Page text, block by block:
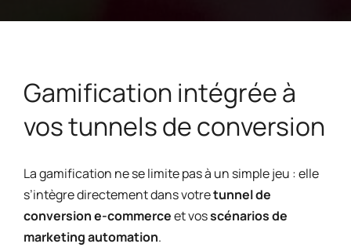
Gamification intégrée à
vos tunnels de conversion
La gamification ne se limite pas à un simple jeu : elle
s’intègre directement dans votretunnel de
conversion e-commerceet vosscénarios de
marketing automation.